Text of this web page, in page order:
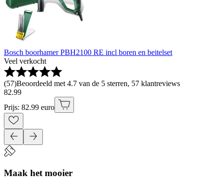
Bosch boorhamer PBH2100 RE incl boren en beitelset
Veel verkocht
(57)Beoordeeld met 4.7 van de 5 sterren, 57 klantreviews
82.99
Prijs: 82.99 euro
Maak het mooier